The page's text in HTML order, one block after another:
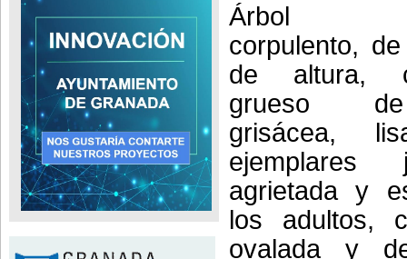
Árbol
corpulento,
de altura,
grueso
grisácea,
agrietada y
los adultos,
ovalada y